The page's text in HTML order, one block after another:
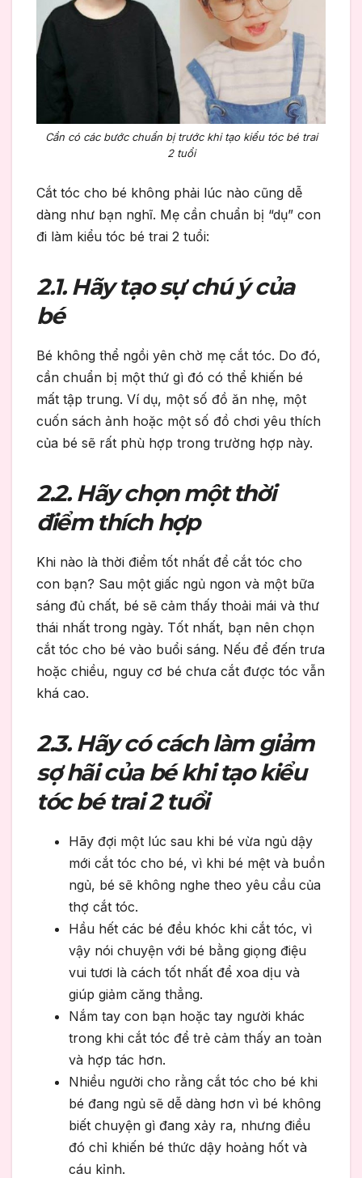
Cần có các bước chuẩn bị trước khi tạo kiểu tóc bé trai
2 tuổi
Cắt tóc cho bé không phải lúc nào cũng dễ
dàng như bạn nghĩ. Mẹ cần chuẩn bị “dụ” con
đi làm kiểu tóc bé trai 2 tuổi:
2.1. Hãy tạo sự chú ý của
bé
Bé không thể ngồi yên chờ mẹ cắt tóc. Do đó,
cần chuẩn bị một thứ gì đó có thể khiến bé
mất tập trung. Ví dụ, một số đồ ăn nhẹ, một
cuốn sách ảnh hoặc một số đồ chơi yêu thích
của bé sẽ rất phù hợp trong trường hợp này.
2.2. Hãy chọn một thời
điểm thích hợp
Khi nào là thời điểm tốt nhất để cắt tóc cho
con bạn? Sau một giấc ngủ ngon và một bữa
sáng đủ chất, bé sẽ cảm thấy thoải mái và thư
thái nhất trong ngày. Tốt nhất, bạn nên chọn
cắt tóc cho bé vào buổi sáng. Nếu để đến trưa
hoặc chiều, nguy cơ bé chưa cắt được tóc vẫn
khá cao.
2.3. Hãy có cách làm giảm
sợ hãi của bé khi tạo kiểu
tóc bé trai 2 tuổi
Hãy đợi một lúc sau khi bé vừa ngủ dậy
mới cắt tóc cho bé, vì khi bé mệt và buồn
ngủ, bé sẽ không nghe theo yêu cầu của
thợ cắt tóc.
Hầu hết các bé đều khóc khi cắt tóc, vì
vậy nói chuyện với bé bằng giọng điệu
vui tươi là cách tốt nhất để xoa dịu và
giúp giảm căng thẳng.
Nắm tay con bạn hoặc tay người khác
trong khi cắt tóc để trẻ cảm thấy an toàn
và hợp tác hơn.
Nhiều người cho rằng cắt tóc cho bé khi
bé đang ngủ sẽ dễ dàng hơn vì bé không
biết chuyện gì đang xảy ra, nhưng điều
đó chỉ khiến bé thức dậy hoảng hốt và
cáu kỉnh.